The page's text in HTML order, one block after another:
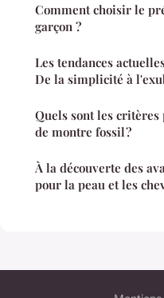
Comment choisir le
garçon ?
Les tendances
De la simplicité à
Quels sont les
de montre fossil ?
À la découverte des
pour la peau et les